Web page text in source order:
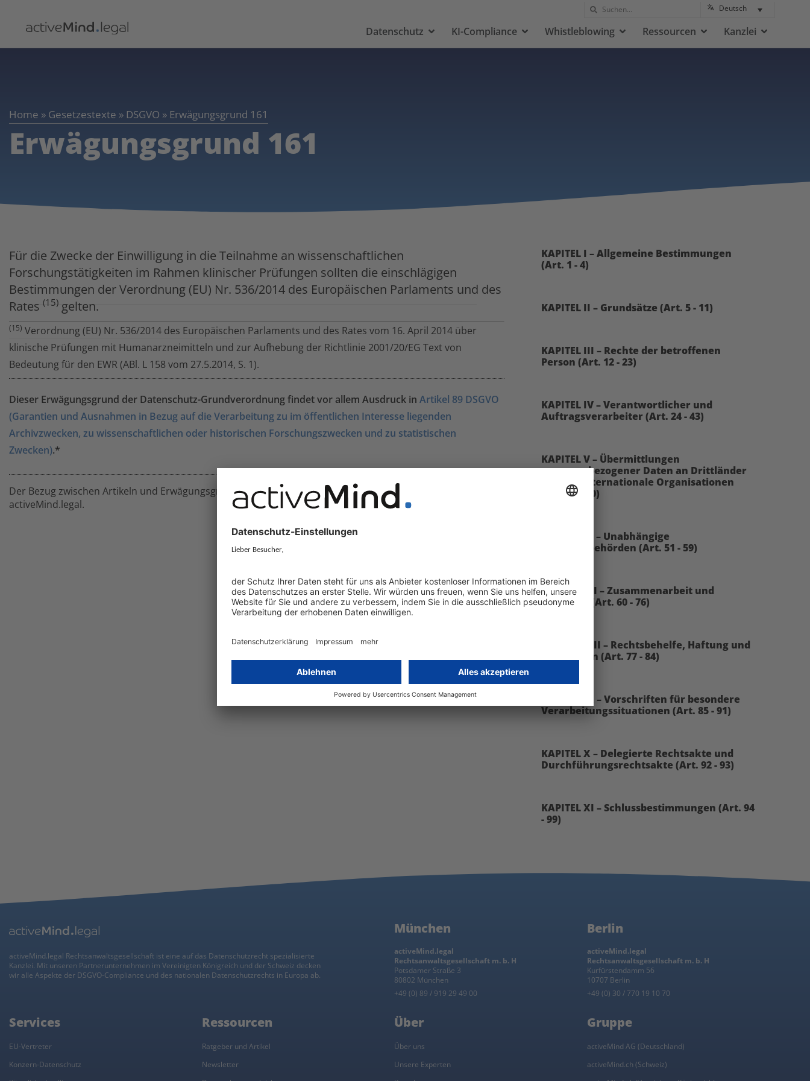
Deutsch
Datenschutz KI-Compliance Whistleblowing Ressourcen Kanzlei
Home » Gesetzestexte » DSGVO » Erwägungsgrund 161
Erwägungsgrund 161
Für die Zwecke der Einwilligung in die Teilnahme an wissenschaftlichen
Forschungstätigkeiten im Rahmen klinischer Prüfungen sollten die einschlägigen
Bestimmungen der Verordnung (EU) Nr. 536/2014 des Europäischen Parlaments und des
Rates (15) gelten.
(15) Verordnung (EU) Nr. 536/2014 des Europäischen Parlaments und des Rates vom 16. April 2014 über
klinische Prüfungen mit Humanarzneimitteln und zur Aufhebung der Richtlinie 2001/20/EG Text von
Bedeutung für den EWR (ABl. L 158 vom 27.5.2014, S. 1).
Dieser Erwägungsgrund der Datenschutz-Grundverordnung findet vor allem Ausdruck in Artikel 89 DSGVO
(Garantien und Ausnahmen in Bezug auf die Verarbeitung zu im öffentlichen Interesse liegenden
Archivzwecken, zu wissenschaftlichen oder historischen Forschungszwecken und zu statistischen
Zwecken).*
Der Bezug zwischen Artikeln und Erwägungsgründen basiert auf der professionellen Einschätzung von
activeMind.legal.
KAPITEL I – Allgemeine Bestimmungen
(Art. 1 - 4)
KAPITEL II – Grundsätze (Art. 5 - 11)
KAPITEL III – Rechte der betroffenen
Person (Art. 12 - 23)
KAPITEL IV – Verantwortlicher und
Auftragsverarbeiter (Art. 24 - 43)
KAPITEL V – Übermittlungen
personenbezogener Daten an Drittländer
oder an internationale Organisationen
(Art. 44 - 50)
KAPITEL VI – Unabhängige
Aufsichtsbehörden (Art. 51 - 59)
KAPITEL VII – Zusammenarbeit und
Kohärenz (Art. 60 - 76)
KAPITEL VIII – Rechtsbehelfe, Haftung und
Sanktionen (Art. 77 - 84)
KAPITEL IX – Vorschriften für besondere
Verarbeitungssituationen (Art. 85 - 91)
KAPITEL X – Delegierte Rechtsakte und
Durchführungsrechtsakte (Art. 92 - 93)
KAPITEL XI – Schlussbestimmungen (Art. 94
- 99)
activeMind.legal Rechtsanwaltsgesellschaft ist eine auf das Datenschutzrecht spezialisierte
Kanzlei. Mit unseren Partnerunternehmen im Vereinigten Königreich und der Schweiz decken
wir alle Aspekte der DSGVO-Compliance und des nationalen Datenschutzrechts in Europa ab.
München
activeMind.legal
Rechtsanwaltsgesellschaft m. b. H
Potsdamer Straße 3
80802 München
+49 (0) 89 / 919 29 49 00
Berlin
activeMind.legal
Rechtsanwaltsgesellschaft m. b. H
Kurfürstendamm 56
10707 Berlin
+49 (0) 30 / 770 19 10 70
Services
EU-Vertreter
Konzern-Datenschutz
Ressourcen
Ratgeber und Artikel
Newsletter
Über
Über uns
Unsere Experten
Gruppe
activeMind AG (Deutschland)
activeMind.ch (Schweiz)